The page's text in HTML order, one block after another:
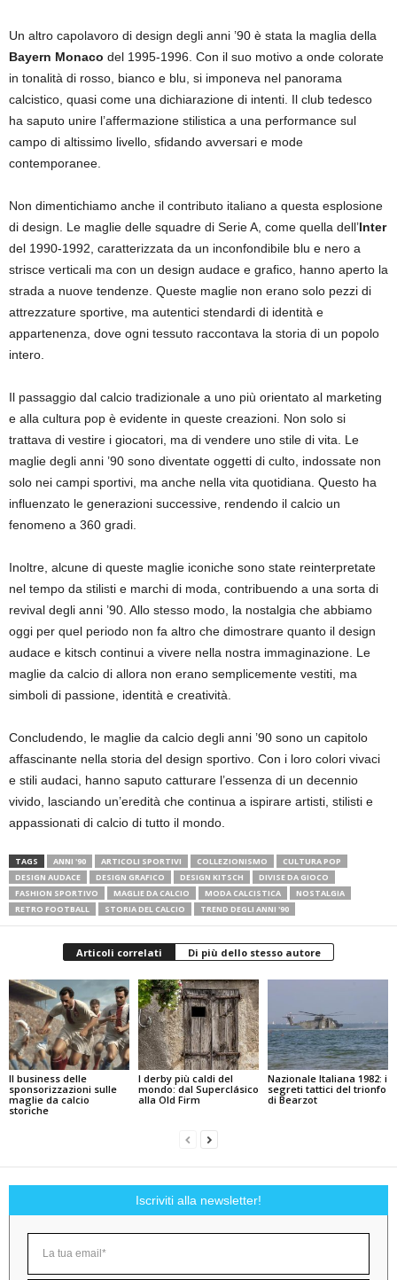
Un altro capolavoro di design degli anni ’90 è stata la maglia della
Bayern Monaco del 1995-1996. Con il suo motivo a onde colorate
in tonalità di rosso, bianco e blu, si imponeva nel panorama
calcistico, quasi come una dichiarazione di intenti. Il club tedesco
ha saputo unire l’affermazione stilistica a una performance sul
campo di altissimo livello, sfidando avversari e mode
contemporanee.
Non dimentichiamo anche il contributo italiano a questa esplosione
di design. Le maglie delle squadre di Serie A, come quella dell’Inter
del 1990-1992, caratterizzata da un inconfondibile blu e nero a
strisce verticali ma con un design audace e grafico, hanno aperto la
strada a nuove tendenze. Queste maglie non erano solo pezzi di
attrezzature sportive, ma autentici stendardi di identità e
appartenenza, dove ogni tessuto raccontava la storia di un popolo
intero.
Il passaggio dal calcio tradizionale a uno più orientato al marketing
e alla cultura pop è evidente in queste creazioni. Non solo si
trattava di vestire i giocatori, ma di vendere uno stile di vita. Le
maglie degli anni ’90 sono diventate oggetti di culto, indossate non
solo nei campi sportivi, ma anche nella vita quotidiana. Questo ha
influenzato le generazioni successive, rendendo il calcio un
fenomeno a 360 gradi.
Inoltre, alcune di queste maglie iconiche sono state reinterpretate
nel tempo da stilisti e marchi di moda, contribuendo a una sorta di
revival degli anni ’90. Allo stesso modo, la nostalgia che abbiamo
oggi per quel periodo non fa altro che dimostrare quanto il design
audace e kitsch continui a vivere nella nostra immaginazione. Le
maglie da calcio di allora non erano semplicemente vestiti, ma
simboli di passione, identità e creatività.
Concludendo, le maglie da calcio degli anni ’90 sono un capitolo
affascinante nella storia del design sportivo. Con i loro colori vivaci
e stili audaci, hanno saputo catturare l’essenza di un decennio
vivido, lasciando un’eredità che continua a ispirare artisti, stilisti e
appassionati di calcio di tutto il mondo.
TAGS ANNI '90 ARTICOLI SPORTIVI COLLEZIONISMO
CULTURA POP
DESIGN AUDACE
DESIGN GRAFICO DESIGN KITSCH
DIVISE DA GIOCO
FASHION SPORTIVO
MAGLIE DA CALCIO MODA CALCISTICA
NOSTALGIA
RETRO FOOTBALL
STORIA DEL CALCIO TREND DEGLI ANNI '90
Articoli correlati Di più dello stesso autore
Il business delle
sponsorizzazioni sulle
maglie da calcio
storiche
I derby più caldi del
mondo: dal Superclásico
alla Old Firm
Nazionale Italiana 1982: i
segreti tattici del trionfo
di Bearzot
Iscriviti alla newsletter!